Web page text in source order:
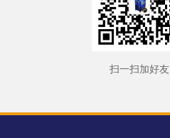
扫一扫加好友